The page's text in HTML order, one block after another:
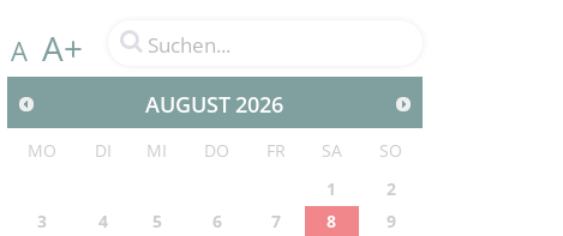
A A+
AUGUST2026
MO DI MI DO FR SA
SO
1
2
3
4 5 6 7 8 9